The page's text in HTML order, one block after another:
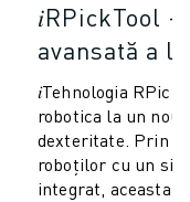
𝑖RPickTool
avansată a
𝑖Tehnologia
robotica la un nou
dexteritate. Prin
roboților cu un
integrat, aceasta